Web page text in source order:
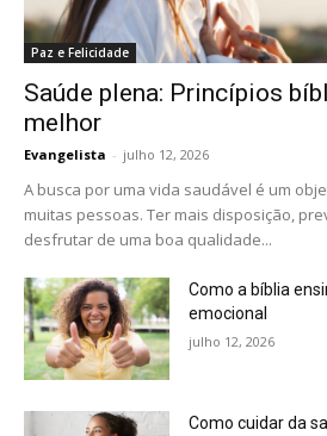
Paz e Felicidade
Saúde plena: Princípios
melhor
Evangelista - julho 12, 2026
A busca por uma vida saudável é um
muitas pessoas. Ter mais disposição,
desfrutar de uma boa qualidade...
Como a bíblia
emocional
julho 12, 2026
Como cuidar da